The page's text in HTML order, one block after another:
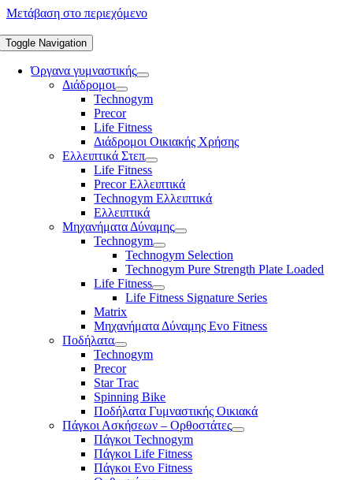
Μετάβαση στο περιεχόμενο
Toggle Navigation
Όργανα γυμναστικής
Διάδρομοι
Technogym
Precor
Life Fitness
Διάδρομοι Οικιακής Χρήσης
Ελλειπτικά Στεπ
Life Fitness
Precor Ελλειπτικά
Technogym Ελλειπτικά
Ελλειπτικά
Μηχανήματα Δύναμης
Technogym
Technogym Selection
Technogym Pure Strength Plate Loaded
Life Fitness
Life Fitness Signature Series
Matrix
Μηχανήματα Δύναμης Evo Fitness
Ποδήλατα
Technogym
Precor
Star Trac
Spinning Bike
Ποδήλατα Γυμναστικής Οικιακά
Πάγκοι Ασκήσεων – Ορθοστάτες
Πάγκοι Technogym
Πάγκοι Life Fitness
Πάγκοι Evo Fitness